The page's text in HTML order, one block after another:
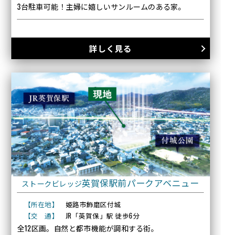
3台駐車可能！主婦に嬉しいサンルームのある家。
詳しく見る
ストークビレッジ英賀保駅前パークアベニュー
【所在地】
姫路市飾磨区付城
【交 通】
JR「英賀保」駅 徒歩6分
全12区画。自然と都市機能が調和する街。